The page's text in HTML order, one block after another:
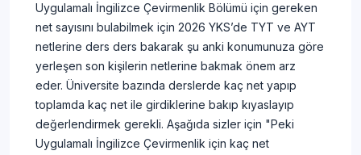
Uygulamalı İngilizce Çevirmenlik Bölümü için gereken
net sayısını bulabilmek için 2026 YKS’de TYT ve AYT
netlerine ders ders bakarak şu anki konumunuza göre
yerleşen son kişilerin netlerine bakmak önem arz
eder. Üniversite bazında derslerde kaç net yapıp
toplamda kaç net ile girdiklerine bakıp kıyaslayıp
değerlendirmek gerekli. Aşağıda sizler için "Peki
Uygulamalı İngilizce Çevirmenlik için kaç net